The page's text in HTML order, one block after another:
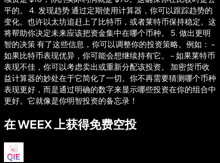
平的。 4. 发现趋势 通过定期使用计算器，你可以跟踪趋势的
变化。也许以太坊追赶上了比特币，或者莱特币保持稳定。这
将帮助你决定未来应该把资金集中在哪个币种。 5. 做出更明
智的决策 有了这些信息，你可以调整你的投资策略。例如： -
如果比特币表现优异，你可能会想继续持有它。 - 如果莱特币
表现不佳，你可以考虑卖出或重新分配该投资。 加密货币收
益计算器的妙处在于它简化了一切。你不再需要猜测哪个币种
表现更好，而是通过明确的数字来显示哪些投资在你的组合中
更好。它就像是你明智投资的备忘录！
在 WEEX 上获得免费空投